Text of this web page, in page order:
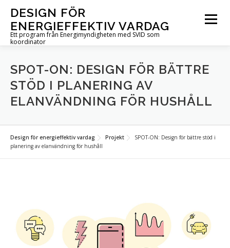
innehåll
DESIGN FÖR
ENERGIEFFEKTIV VARDAG
Ett program från Energimyndigheten med SVID som
koordinator
Meny
OM PROGRAMMET UTLYSNINGAR PROJEKT
AKTUELLT FÖR DIG I PROJEKT KONTAKT
IN ENGLISH
SPOT-ON: DESIGN FÖR BÄTTRE
STÖD I PLANERING AV
ELANVÄNDNING FÖR HUSHÅLL
Design för energieffektiv vardag Projekt
SPOT-ON: Design för bättre stöd i
planering av elanvändning för hushåll